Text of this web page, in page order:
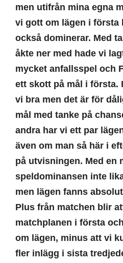
men utifrån mina egna
vi gott om lägen i första
också dominerar. Med
åkte ner med hade vi
mycket anfallsspel och
ett skott på mål i första.
vi bra men det är för
mål med tanke på
andra har vi ett par
även om man så här i
på utvisningen. Med en
speldominansen inte
men lägen fanns
Plus från matchen blir
matchplanen i första
om lägen, minus att vi
fler inlägg i sista